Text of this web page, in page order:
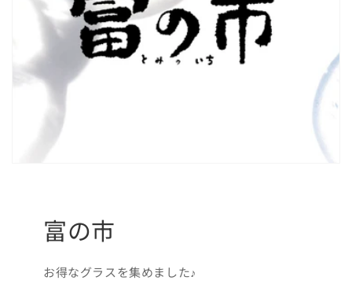
富の市
お得なグラスを集めました♪